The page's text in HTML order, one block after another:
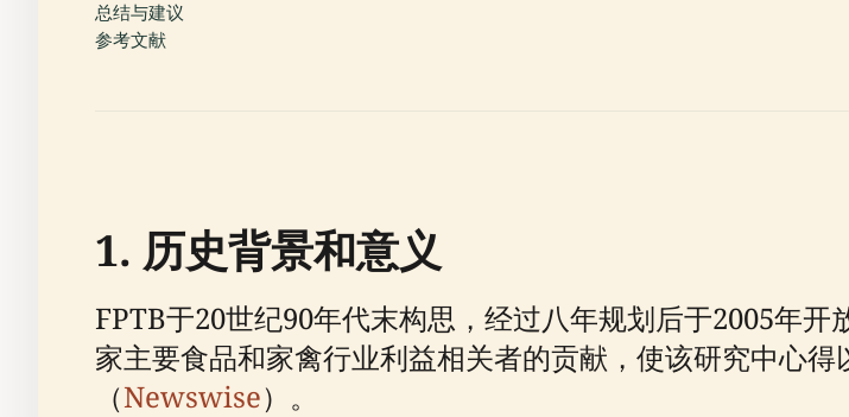
总结与建议
参考文献
1. 历史背景和意义
FPTB于20世纪90年代末构思，经过八年规划后于2005年
家主要食品和家禽行业利益相关者的贡献，使该研究中心
（Newswise）。